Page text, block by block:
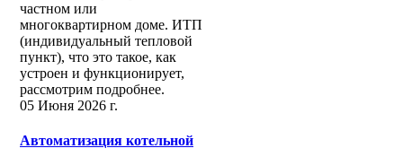
частном или
многоквартирном доме. ИТП
(индивидуальный тепловой
пункт), что это такое, как
устроен и функционирует,
рассмотрим подробнее.
05 Июня 2026 г.
Автоматизация котельной